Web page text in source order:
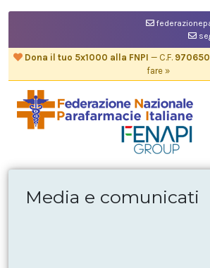
Dona il tuo 5x1000 alla FNPI — C.F.
fare »
Media e comunicati